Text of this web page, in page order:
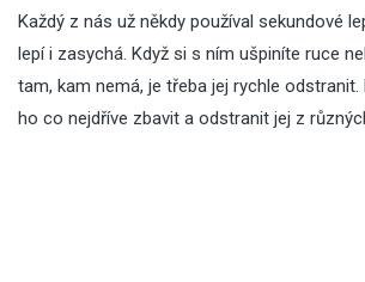
Každý z nás už někdy používal sekundové
lepí i zasychá. Když si s ním ušpiníte ruce
tam, kam nemá, je třeba jej rychle odstranit.
ho co nejdříve zbavit a odstranit jej z